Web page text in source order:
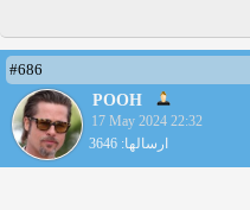
#686
POOH
17 May 2024 22:32
ارسالها: 3646